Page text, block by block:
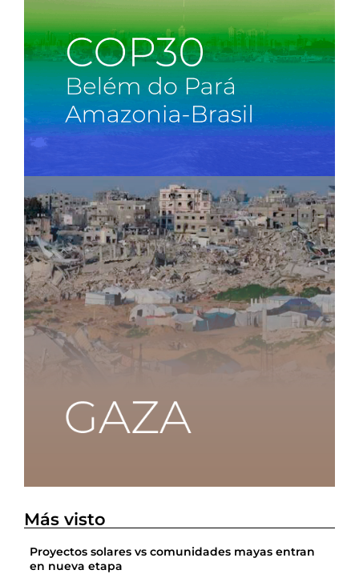
Más visto
Proyectos solares vs comunidades mayas entran
en nueva etapa